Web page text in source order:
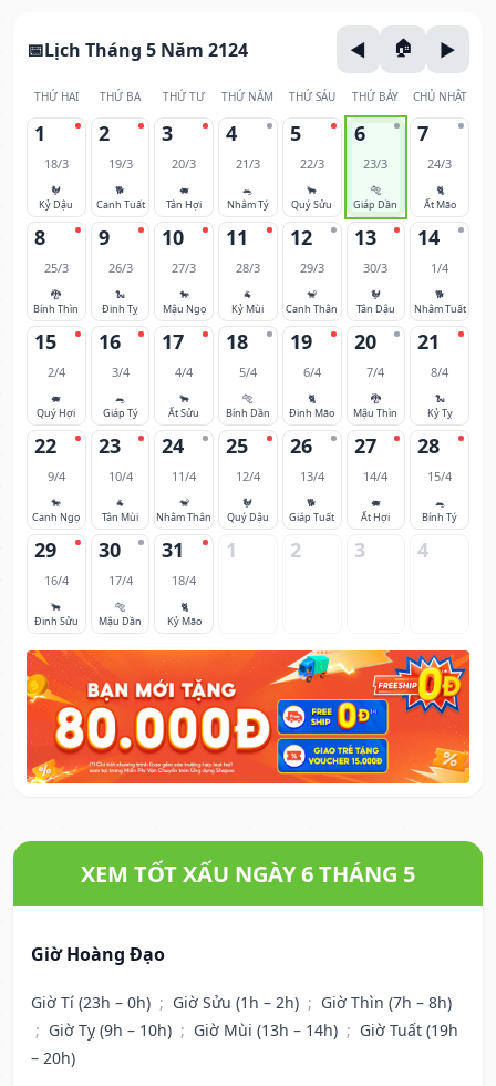
Lịch Tháng 5 Năm 2124
THỨ HAI THỨ BA THỨ TƯ THỨ NĂM THỨ SÁU THỨ BẢY CHỦ NHẬT
1
18/3
🐓
Kỷ Dậu
2
19/3
🐕
Canh Tuất
3
20/3
🐖
Tân Hợi
4
21/3
🐀
Nhâm Tý
5
22/3
🐂
Quý Sửu
6
23/3
🐅
Giáp Dần
7
24/3
🐈
Ất Mão
8
25/3
🐉
Bính Thìn
9
26/3
🐍
Đinh Tỵ
10
27/3
🐎
Mậu Ngọ
11
28/3
🐐
Kỷ Mùi
12
29/3
🐒
Canh Thân
13
30/3
🐓
Tân Dậu
14
1/4
🐕
Nhâm Tuất
15
2/4
🐖
Quý Hợi
16
3/4
🐀
Giáp Tý
17
4/4
🐂
Ất Sửu
18
5/4
🐅
Bính Dần
19
6/4
🐈
Đinh Mão
20
7/4
🐉
Mậu Thìn
21
8/4
🐍
Kỷ Tỵ
22
9/4
🐎
Canh Ngọ
23
10/4
🐐
Tân Mùi
24
11/4
🐒
Nhâm Thân
25
12/4
🐓
Quý Dậu
26
13/4
🐕
Giáp Tuất
27
14/4
🐖
Ất Hợi
28
15/4
🐀
Bính Tý
29
16/4
🐂
Đinh Sửu
30
17/4
🐅
Mậu Dần
31
18/4
🐈
Kỷ Mão
1 2 3 4
XEM TỐT XẤU NGÀY 6 THÁNG 5
Giờ Hoàng Đạo
Giờ Tí (23h – 0h) ; Giờ Sửu (1h – 2h) ; Giờ Thìn (7h – 8h)
; Giờ Tỵ (9h – 10h) ; Giờ Mùi (13h – 14h) ; Giờ Tuất (19h
– 20h)